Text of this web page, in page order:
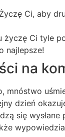
Ci, aby
życzę Ci tyle
najlepsze!
na
mnóstwo
dzień
się